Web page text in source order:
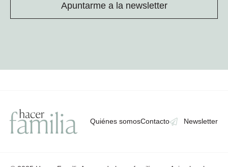
Apuntarme a la newsletter
Quiénes somosContacto Newsletter